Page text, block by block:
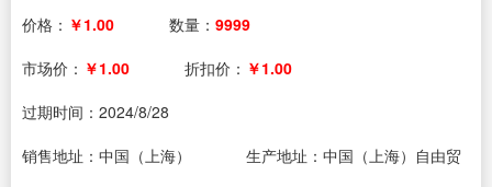
价格： ￥1.00 数量： 9999
市场价： ￥1.00 折扣价： ￥1.00
过期时间： 2024/8/28
销售地址：中国（上海）
生产地址：中国（上海）自由贸